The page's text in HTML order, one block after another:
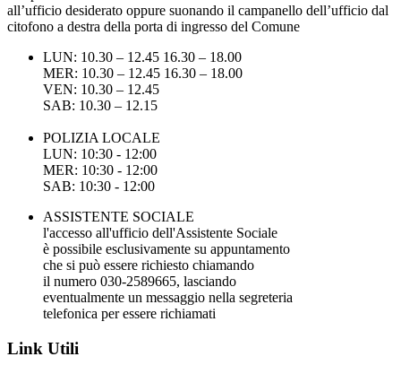
all’ufficio desiderato oppure suonando il campanello dell’ufficio dal
citofono a destra della porta di ingresso del Comune
LUN: 10.30 – 12.45 16.30 – 18.00
MER: 10.30 – 12.45 16.30 – 18.00
VEN: 10.30 – 12.45
SAB: 10.30 – 12.15
POLIZIA LOCALE
LUN: 10:30 - 12:00
MER: 10:30 - 12:00
SAB: 10:30 - 12:00
ASSISTENTE SOCIALE
l'accesso all'ufficio dell'Assistente Sociale
è possibile esclusivamente su appuntamento
che si può essere richiesto chiamando
il numero 030-2589665, lasciando
eventualmente un messaggio nella segreteria
telefonica per essere richiamati
Link Utili